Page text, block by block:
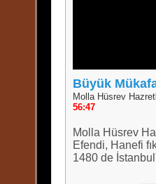
Büyük
Molla Hüsrev
56:47
Molla Hüsrev
Efendi, Hanefi
1480 de